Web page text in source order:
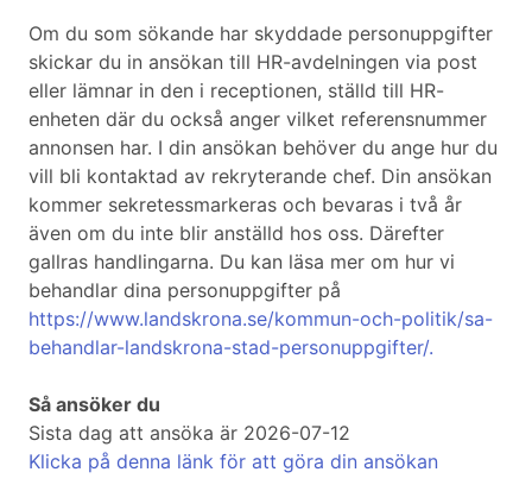
Om du som sökande har skyddade personuppgifter
skickar du in ansökan till HR-avdelningen via post
eller lämnar in den i receptionen, ställd till HR-
enheten där du också anger vilket referensnummer
annonsen har. I din ansökan behöver du ange hur du
vill bli kontaktad av rekryterande chef. Din ansökan
kommer sekretessmarkeras och bevaras i två år
även om du inte blir anställd hos oss. Därefter
gallras handlingarna. Du kan läsa mer om hur vi
behandlar dina personuppgifter på
https://www.landskrona.se/kommun-och-politik/sa-
behandlar-landskrona-stad-personuppgifter/.
Så ansöker du
Sista dag att ansöka är 2026-07-12
Klicka på denna länk för att göra din ansökan